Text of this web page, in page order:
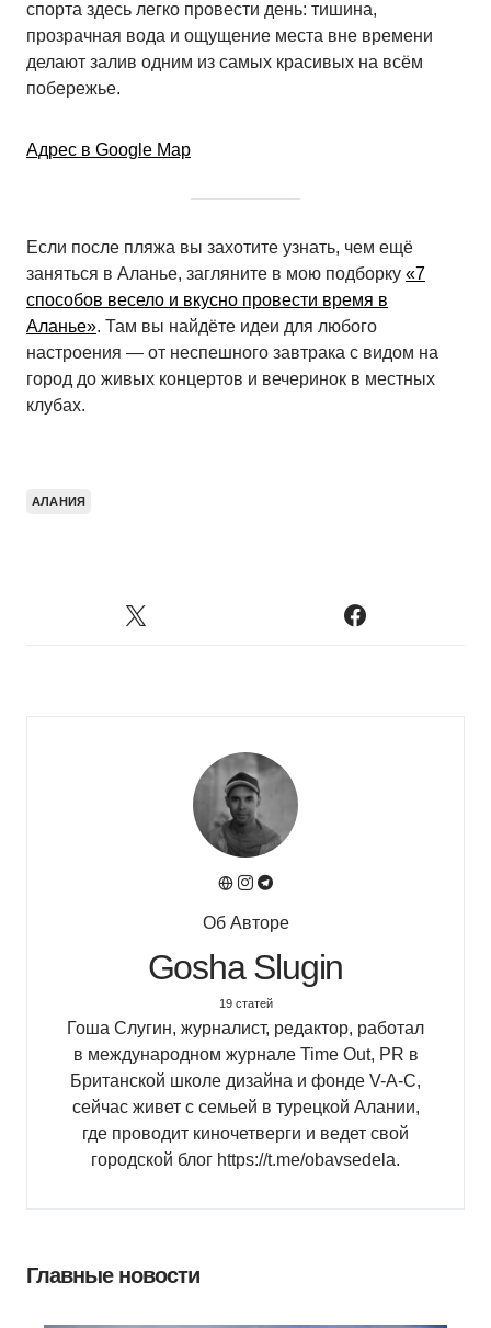
спорта здесь легко провести день: тишина,
прозрачная вода и ощущение места вне времени
делают залив одним из самых красивых на всём
побережье.
Адрес в Google Map
Если после пляжа вы захотите узнать, чем ещё
заняться в Аланье, загляните в мою подборку «7
способов весело и вкусно провести время в
Аланье». Там вы найдёте идеи для любого
настроения — от неспешного завтрака с видом на
город до живых концертов и вечеринок в местных
клубах.
АЛАНИЯ
Об Авторе
Gosha Slugin
19 статей
Гоша Слугин, журналист, редактор, работал
в международном журнале Time Out, PR в
Британской школе дизайна и фонде V-A-C,
сейчас живет с семьей в турецкой Алании,
где проводит киночетверги и ведет свой
городской блог https://t.me/obavsedela.
Главные новости